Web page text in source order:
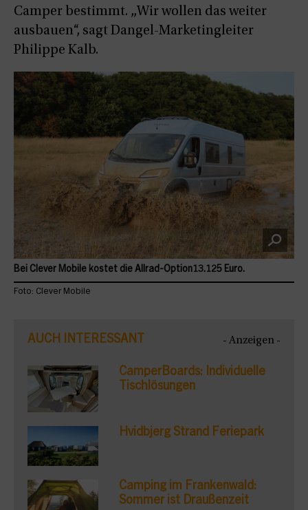
Camper bestimmt. „Wir wollen das weiter
ausbauen“, sagt Dangel-Marketingleiter
Philippe Kalb.
Bei Clever Mobile kostet die Allrad-Option13.125 Euro.
Foto: Clever Mobile
AUCH INTERESSANT - Anzeigen -
CamperBoards: Individuelle
Tischlösungen
Hvidbjerg Strand Feriepark
Camping im Frankenwald:
Sommer ist Draußenzeit